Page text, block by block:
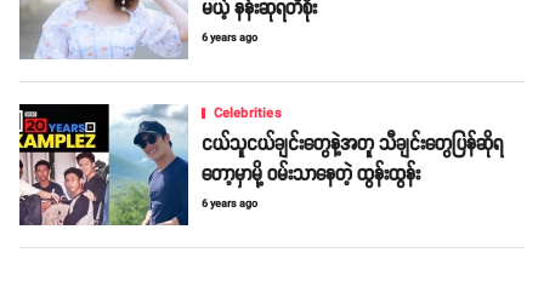
မယ့် နန်းဆုရတီစိုး
6 years ago
Celebrities
ငယ်သူငယ်ချင်းတွေနဲ့အတူ သီချင်းတွေပြန်ဆိုရ
တော့မှာမို့ ဝမ်းသာနေတဲ့ ထွန်းထွန်း
6 years ago